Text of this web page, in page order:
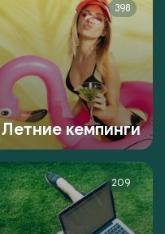
398
Летние кемпинги
209